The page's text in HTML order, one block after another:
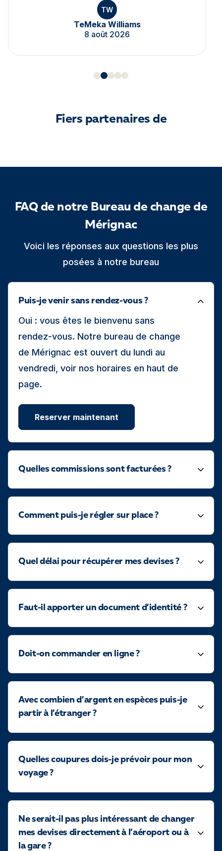
TW
TeMeka Williams
8 août 2026
Fiers partenaires de
FAQ de notre Bureau de change de
Mérignac
Voici les réponses aux questions les plus
posées à notre bureau
Puis-je venir sans rendez-vous ?
Oui : vous êtes le bienvenu sans
rendez-vous. Notre bureau de change
de Mérignac est ouvert du lundi au
vendredi, voir nos horaires en haut de
page.
Reserver maintenant
Quelles commissions sont facturées ?
Comment puis-je régler sur place ?
Quel délai pour récupérer mes devises ?
Faut-il apporter un document d’identité ?
Doit-on commander en ligne ?
Avec combien d’argent en espèces puis-je
partir à l’étranger ?
Quelles coupures dois-je prévoir pour mon
voyage ?
Ne serait-il pas plus intéressant de changer
mes devises directement à l’aéroport ou à
la gare ?